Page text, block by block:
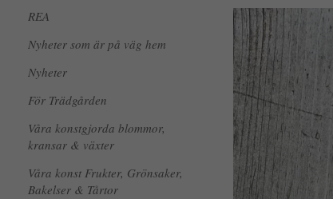
REA
Nyheter som är på väg hem
Nyheter
För Trädgården
Våra konstgjorda blommor,
kransar & växter
Våra konst Frukter, Grönsaker,
Bakelser & Tårtor